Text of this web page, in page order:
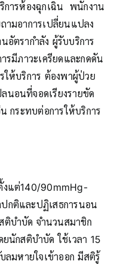
การห้องฉุกเฉิน พนักงาน
ามอาการเปลี่ยนแปลง
อัตรากำลัง ผู้รับบริการ
รมีภาวะเครียดและกดดัน
ห้บริการ ต้องพาผู้ป่วย
นอนที่จอดเรียงรายขัด
กระทบต่อการให้บริการ
งแต่140/90mmHg-
กติและปฏิเสธการนอน
ติบำบัด จำนวนสมาชิก
นักสติบำบัด ใช้เวลา 15
ลมหายใจเข้าออก มีสติรู้